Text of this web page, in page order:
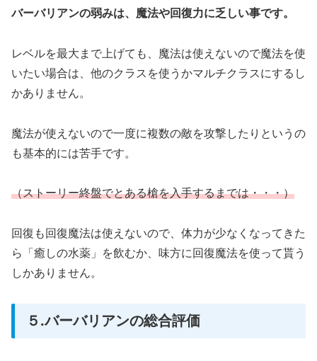
バーバリアンの弱みは、魔法や回復力に乏しい事です。
レベルを最大まで上げても、魔法は使えないので魔法を使
いたい場合は、他のクラスを使うかマルチクラスにするし
かありません。
魔法が使えないので一度に複数の敵を攻撃したりというの
も基本的には苦手です。
（ストーリー終盤でとある槍を入手するまでは・・・）
回復も回復魔法は使えないので、体力が少なくなってきた
ら「癒しの水薬」を飲むか、味方に回復魔法を使って貰う
しかありません。
５.バーバリアンの総合評価